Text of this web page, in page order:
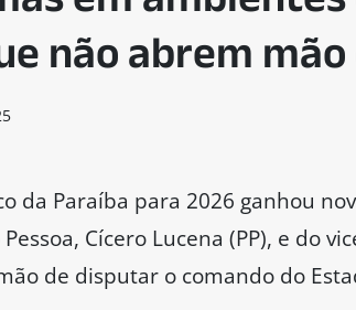
não abrem
da Paraíba para 2026 ganhou
Cícero Lucena (PP), e do
de disputar o comando do